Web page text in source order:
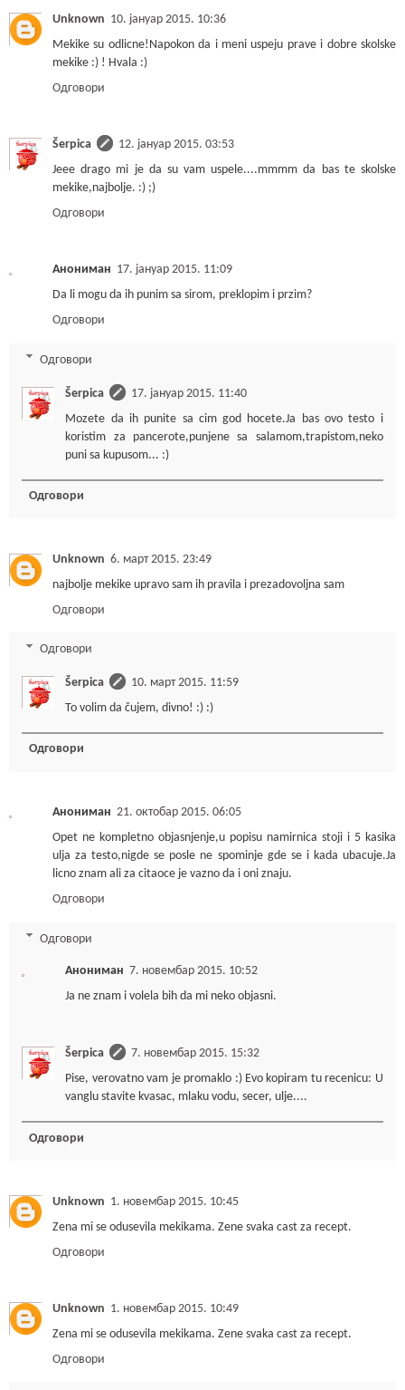
Unknown 10. јануар 2015. 10:36
Mekike su odlicne!Napokon da i meni uspeju prave i dobre skolske
mekike :) ! Hvala :)
Одговори
Šerpica
12. јануар 2015. 03:53
Jeee drago mi je da su vam uspele....mmmm da bas te skolske
mekike,najbolje. :) ;)
Одговори
Анониман 17. јануар 2015. 11:09
Da li mogu da ih punim sa sirom, preklopim i przim?
Одговори
Одговори
Šerpica
17. јануар 2015. 11:40
Mozete da ih punite sa cim god hocete.Ja bas ovo testo i
koristim za pancerote,punjene sa salamom,trapistom,neko
puni sa kupusom... :)
Одговори
Unknown 6. март 2015. 23:49
najbolje mekike upravo sam ih pravila i prezadovoljna sam
Одговори
Одговори
Šerpica
10. март 2015. 11:59
To volim da čujem, divno! :) :)
Одговори
Анониман 21. октобар 2015. 06:05
Opet ne kompletno objasnjenje,u popisu namirnica stoji i 5 kasika
ulja za testo,nigde se posle ne spominje gde se i kada ubacuje.Ja
licno znam ali za citaoce je vazno da i oni znaju.
Одговори
Одговори
Анониман 7. новембар 2015. 10:52
Ja ne znam i volela bih da mi neko objasni.
Šerpica
7. новембар 2015. 15:32
Pise, verovatno vam je promaklo :) Evo kopiram tu recenicu: U
vanglu stavite kvasac, mlaku vodu, secer, ulje....
Одговори
Unknown 1. новембар 2015. 10:45
Zena mi se odusevila mekikama. Zene svaka cast za recept.
Одговори
Unknown 1. новембар 2015. 10:49
Zena mi se odusevila mekikama. Zene svaka cast za recept.
Одговори